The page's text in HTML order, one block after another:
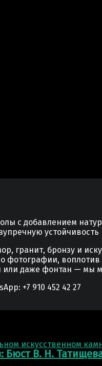
с добавлением
устойчивость
гранит, бронзу и
фотографии,
или даже фонтан —
+7 910 452 42 27
Бюст В. Н.